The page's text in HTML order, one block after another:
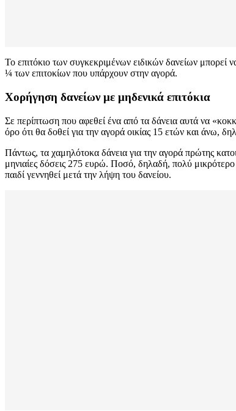
Το επιτόκιο των συγκεκριμένων ειδικών δανείων μπορεί
¼ των επιτοκίων που υπάρχουν στην αγορά.
Χορήγηση δανείων με μηδενικά επιτόκια
Σε περίπτωση που αφεθεί ένα από τα δάνεια αυτά να
όρο ότι θα δοθεί για την αγορά οικίας 15 ετών και άνω,
Πάντως, τα χαμηλότοκα δάνεια για την αγορά πρώτης
μηνιαίες δόσεις 275 ευρώ. Ποσό, δηλαδή, πολύ μικρότερο
παιδί γεννηθεί μετά την λήψη του δανείου.